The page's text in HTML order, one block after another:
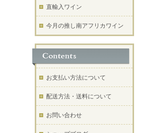
直輸入ワイン
今月の推し南アフリカワイン
お支払い方法について
配送方法・送料について
お問い合わせ